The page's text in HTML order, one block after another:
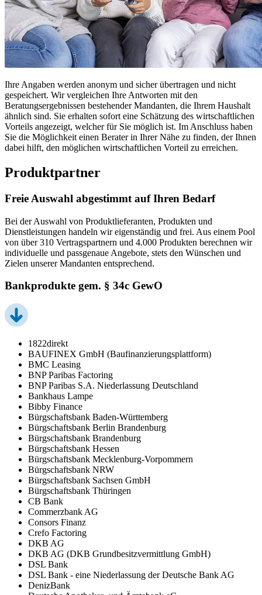
Ihre Angaben werden anonym und sicher übertragen und nicht
gespeichert. Wir vergleichen Ihre Antworten mit den
Beratungsergebnissen bestehender Mandanten, die Ihrem Haushalt
ähnlich sind. Sie erhalten sofort eine Schätzung des wirtschaftlichen
Vorteils angezeigt, welcher für Sie möglich ist. Im Anschluss haben
Sie die Möglichkeit einen Berater in Ihrer Nähe zu finden, der Ihnen
dabei hilft, den möglichen wirtschaftlichen Vorteil zu erreichen.
Produktpartner
Freie Auswahl abgestimmt auf Ihren Bedarf
Bei der Auswahl von Produktlieferanten, Produkten und
Dienstleistungen handeln wir eigenständig und frei. Aus einem Pool
von über 310 Vertragspartnern und 4.000 Produkten berechnen wir
individuelle und passgenaue Angebote, stets den Wünschen und
Zielen unserer Mandanten entsprechend.
Bankprodukte gem. § 34c GewO
1822direkt
BAUFINEX GmbH (Baufinanzierungsplattform)
BMC Leasing
BNP Paribas Factoring
BNP Paribas S.A. Niederlassung Deutschland
Bankhaus Lampe
Bibby Finance
Bürgschaftsbank Baden-Württemberg
Bürgschaftsbank Berlin Brandenburg
Bürgschaftsbank Brandenburg
Bürgschaftsbank Hessen
Bürgschaftsbank Mecklenburg-Vorpommern
Bürgschaftsbank NRW
Bürgschaftsbank Sachsen GmbH
Bürgschaftsbank Thüringen
CB Bank
Commerzbank AG
Consors Finanz
Crefo Factoring
DKB AG
DKB AG (DKB Grundbesitzvermittlung GmbH)
DSL Bank
DSL Bank - eine Niederlassung der Deutsche Bank AG
DenizBank